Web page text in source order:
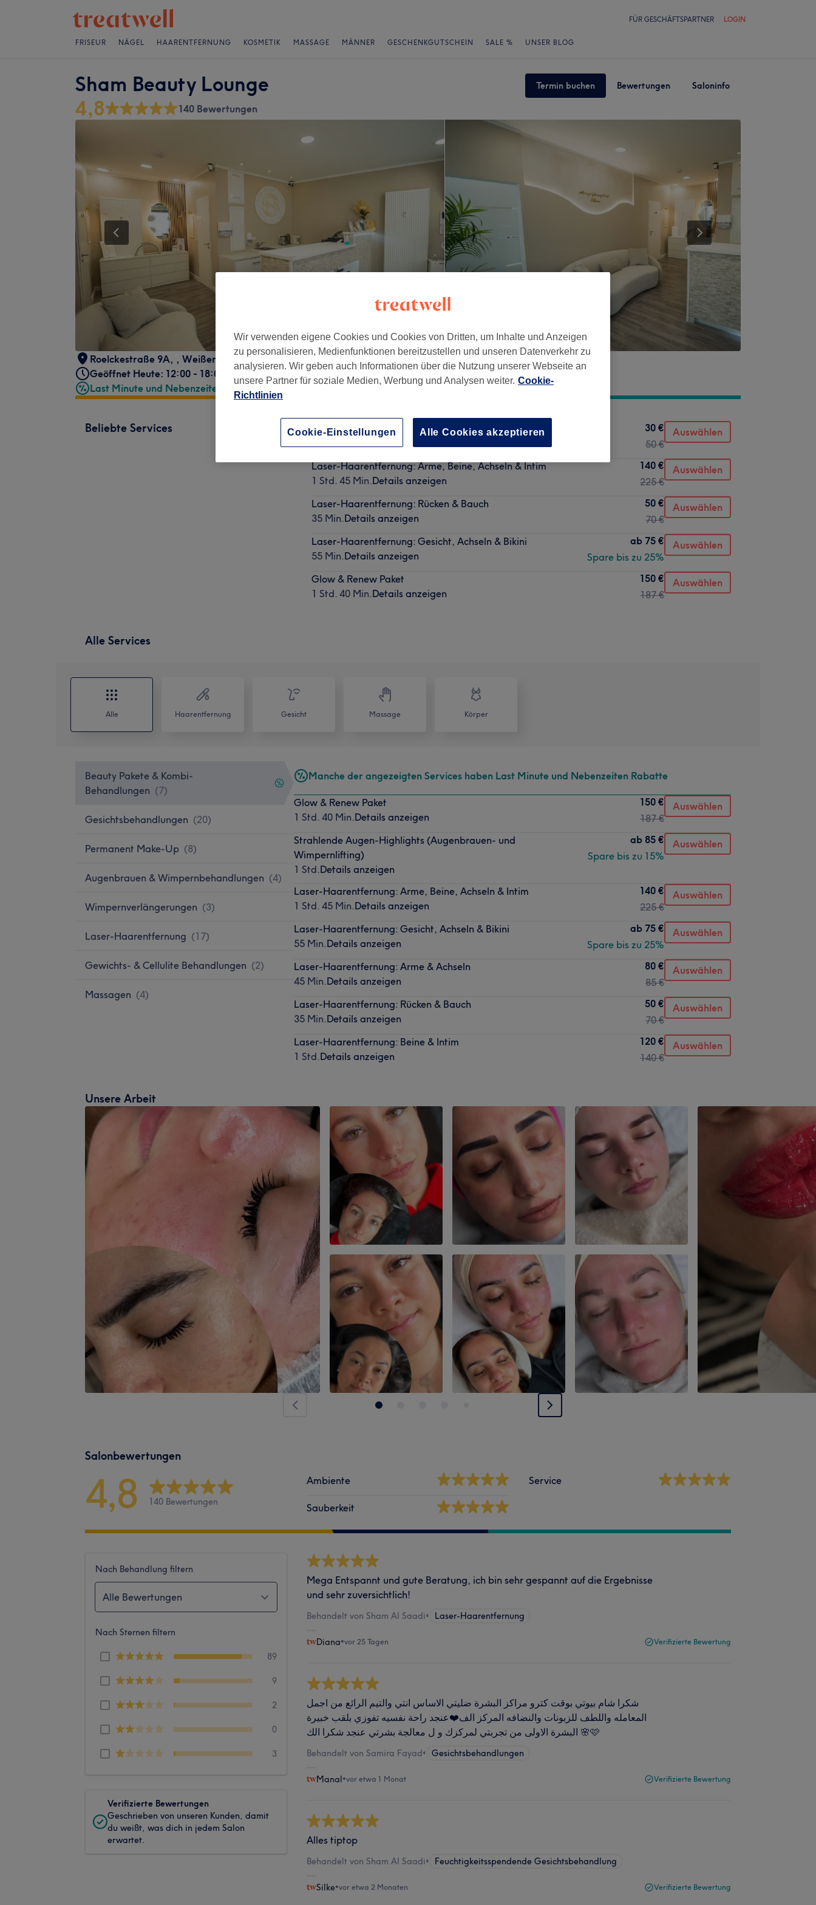
FÜR GESCHÄFTSPARTNER LOGIN
FRISEUR NÄGEL HAARENTFERNUNG KOSMETIK MASSAGE MÄNNER GESCHENKGUTSCHEIN SALE % UNSER BLOG
Sham Beauty Lounge Termin buchen Bewertungen Saloninfo
4,8 140 Bewertungen
Roelckestraße 9A, , Weißensee , Berlin, 13086
Geöffnet Heute: 12:00 - 18:00
Last Minute und Nebenzeiten
Beliebte Services
Beratung – AI Hautanalyse
30 €
50 €
Auswählen
Laser-Haarentfernung: Arme, Beine, Achseln & Intim
1 Std. 45 Min.Details anzeigen
140 €
225 €
Auswählen
Laser-Haarentfernung: Rücken & Bauch
35 Min.Details anzeigen
50 €
70 €
Auswählen
Laser-Haarentfernung: Gesicht, Achseln & Bikini
55 Min.Details anzeigen
ab 75 €
Spare bis zu 25%
Auswählen
Glow & Renew Paket
1 Std. 40 Min.Details anzeigen
150 €
187 €
Auswählen
Alle Services
Alle Haarentfernung Gesicht Massage Körper
Beauty Pakete & Kombi-
Behandlungen (7)
Gesichtsbehandlungen (20)
Permanent Make-Up (8)
Augenbrauen & Wimpernbehandlungen (4)
Wimpernverlängerungen (3)
Laser-Haarentfernung (17)
Gewichts- & Cellulite Behandlungen (2)
Massagen (4)
Manche der angezeigten Services haben Last Minute und Nebenzeiten Rabatte
Glow & Renew Paket
1 Std. 40 Min.Details anzeigen
150 €
187 €
Auswählen
Strahlende Augen-Highlights (Augenbrauen- und
Wimpernlifting)
1 Std.Details anzeigen
ab 85 €
Spare bis zu 15%
Auswählen
Laser-Haarentfernung: Arme, Beine, Achseln & Intim
1 Std. 45 Min.Details anzeigen
140 €
225 €
Auswählen
Laser-Haarentfernung: Gesicht, Achseln & Bikini
55 Min.Details anzeigen
ab 75 €
Spare bis zu 25%
Auswählen
Laser-Haarentfernung: Arme & Achseln
45 Min.Details anzeigen
80 €
85 €
Auswählen
Laser-Haarentfernung: Rücken & Bauch
35 Min.Details anzeigen
50 €
70 €
Auswählen
Laser-Haarentfernung: Beine & Intim
1 Std.Details anzeigen
120 €
140 €
Auswählen
Unsere Arbeit
Salonbewertungen
4,8 140 Bewertungen
Ambiente
Sauberkeit
Service
Nach Behandlung filtern
Alle Bewertungen
Nach Sternen filtern
89
9
2
0
3
Verifizierte Bewertungen
Geschrieben von unseren Kunden, damit
du weißt, was dich in jedem Salon
erwartet.
Mega Entspannt und gute Beratung, ich bin sehr gespannt auf die Ergebnisse
und sehr zuversichtlich!
Behandelt von Sham Al Saadi• Laser-Haarentfernung
Diana•vor 25 Tagen Verifizierte Bewertung
شكرا شام بيوتي بوقت كترو مراكز البشرة ضليتي الاساس انتي والتيم الرائع من اجمل
المعامله واللطف للزبونات والنضافه المركز الف❤️عنجد راحة نفسيه تفوزي بلقب خبيرة
البشرة الاولى من تجربتي لمركزك و ل معالجة بشرتي عنجد شكرا الك 🌸🩷
Behandelt von Samira Fayad• Gesichtsbehandlungen
Manal•vor etwa 1 Monat Verifizierte Bewertung
Alles tiptop
Behandelt von Sham Al Saadi• Feuchtigkeitsspendende Gesichtsbehandlung
Silke•vor etwa 2 Monaten Verifizierte Bewertung
Wir verwenden eigene Cookies und Cookies von Dritten, um Inhalte und Anzeigen
zu personalisieren, Medienfunktionen bereitzustellen und unseren Datenverkehr zu
analysieren. Wir geben auch Informationen über die Nutzung unserer Webseite an
unsere Partner für soziale Medien, Werbung und Analysen weiter. Cookie-
Richtlinien
Cookie-Einstellungen Alle Cookies akzeptieren